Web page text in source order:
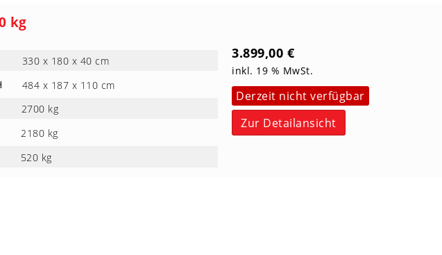
kg
330 x 180 x 40 cm
484 x 187 x 110 cm
2700 kg
2180 kg
520 kg
3.899,00 €
inkl. 19 % MwSt.
Derzeit nicht verfügbar
Zur Detailansicht